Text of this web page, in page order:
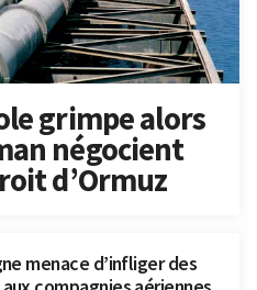
grimpe alors
négocient
d’Ormuz
menace d’infliger des